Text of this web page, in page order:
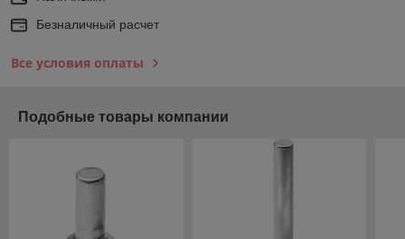
Безналичный расчет
Все условия оплаты
Подобные товары компании